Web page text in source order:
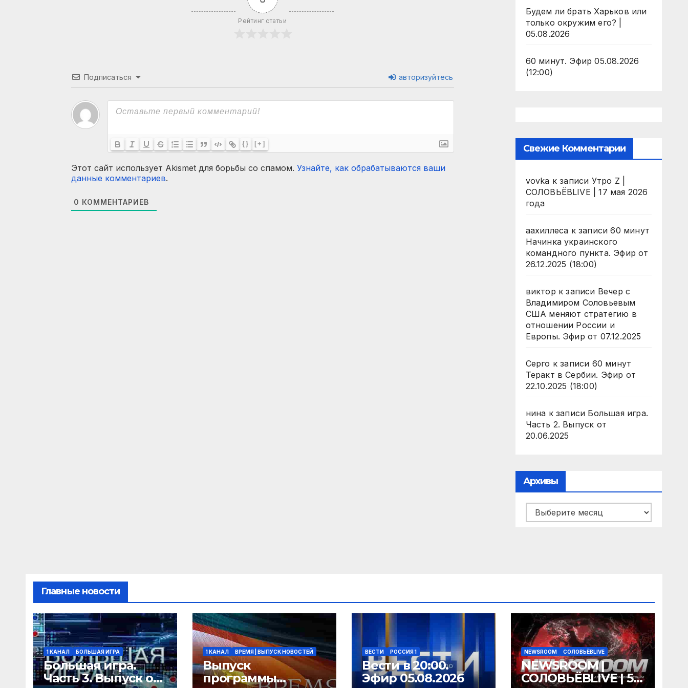
Рейтинг статьи
Подписаться авторизуйтесь
{} [+]
Этот сайт использует Akismet для борьбы со спамом. Узнайте, как обрабатываются ваши
данные комментариев.
0 КОММЕНТАРИЕВ
Будем ли брать Харьков или
только окружим его? |
05.08.2026
60 минут. Эфир 05.08.2026
(12:00)
Свежие Комментарии
vovka к записи Утро Z |
СОЛОВЬЁВLIVE | 17 мая 2026
года
аахиллеса к записи60 минут
Начинка украинского
командного пункта. Эфир от
26.12.2025 (18:00)
виктор к записи Вечер с
Владимиром Соловьевым
США меняют стратегию в
отношении России и
Европы. Эфир от 07.12.2025
Серго к записи 60 минут
Теракт в Сербии. Эфир от
22.10.2025 (18:00)
нина к записи Большая игра.
Часть 2. Выпуск от
20.06.2025
Архивы
Архивы
Главные новости
1 КАНАЛ БОЛЬШАЯ ИГРА
Большая игра.
Часть 3. Выпуск от
1 КАНАЛ ВРЕМЯ | ВЫПУСК НОВОСТЕЙ
Выпуск
программы
ВЕСТИ РОССИЯ 1
Вести в 20:00.
Эфир 05.08.2026
NEWSROOM СОЛОВЬЁВLIVE
NEWSROOM |
СОЛОВЬЁВLIVE | 5